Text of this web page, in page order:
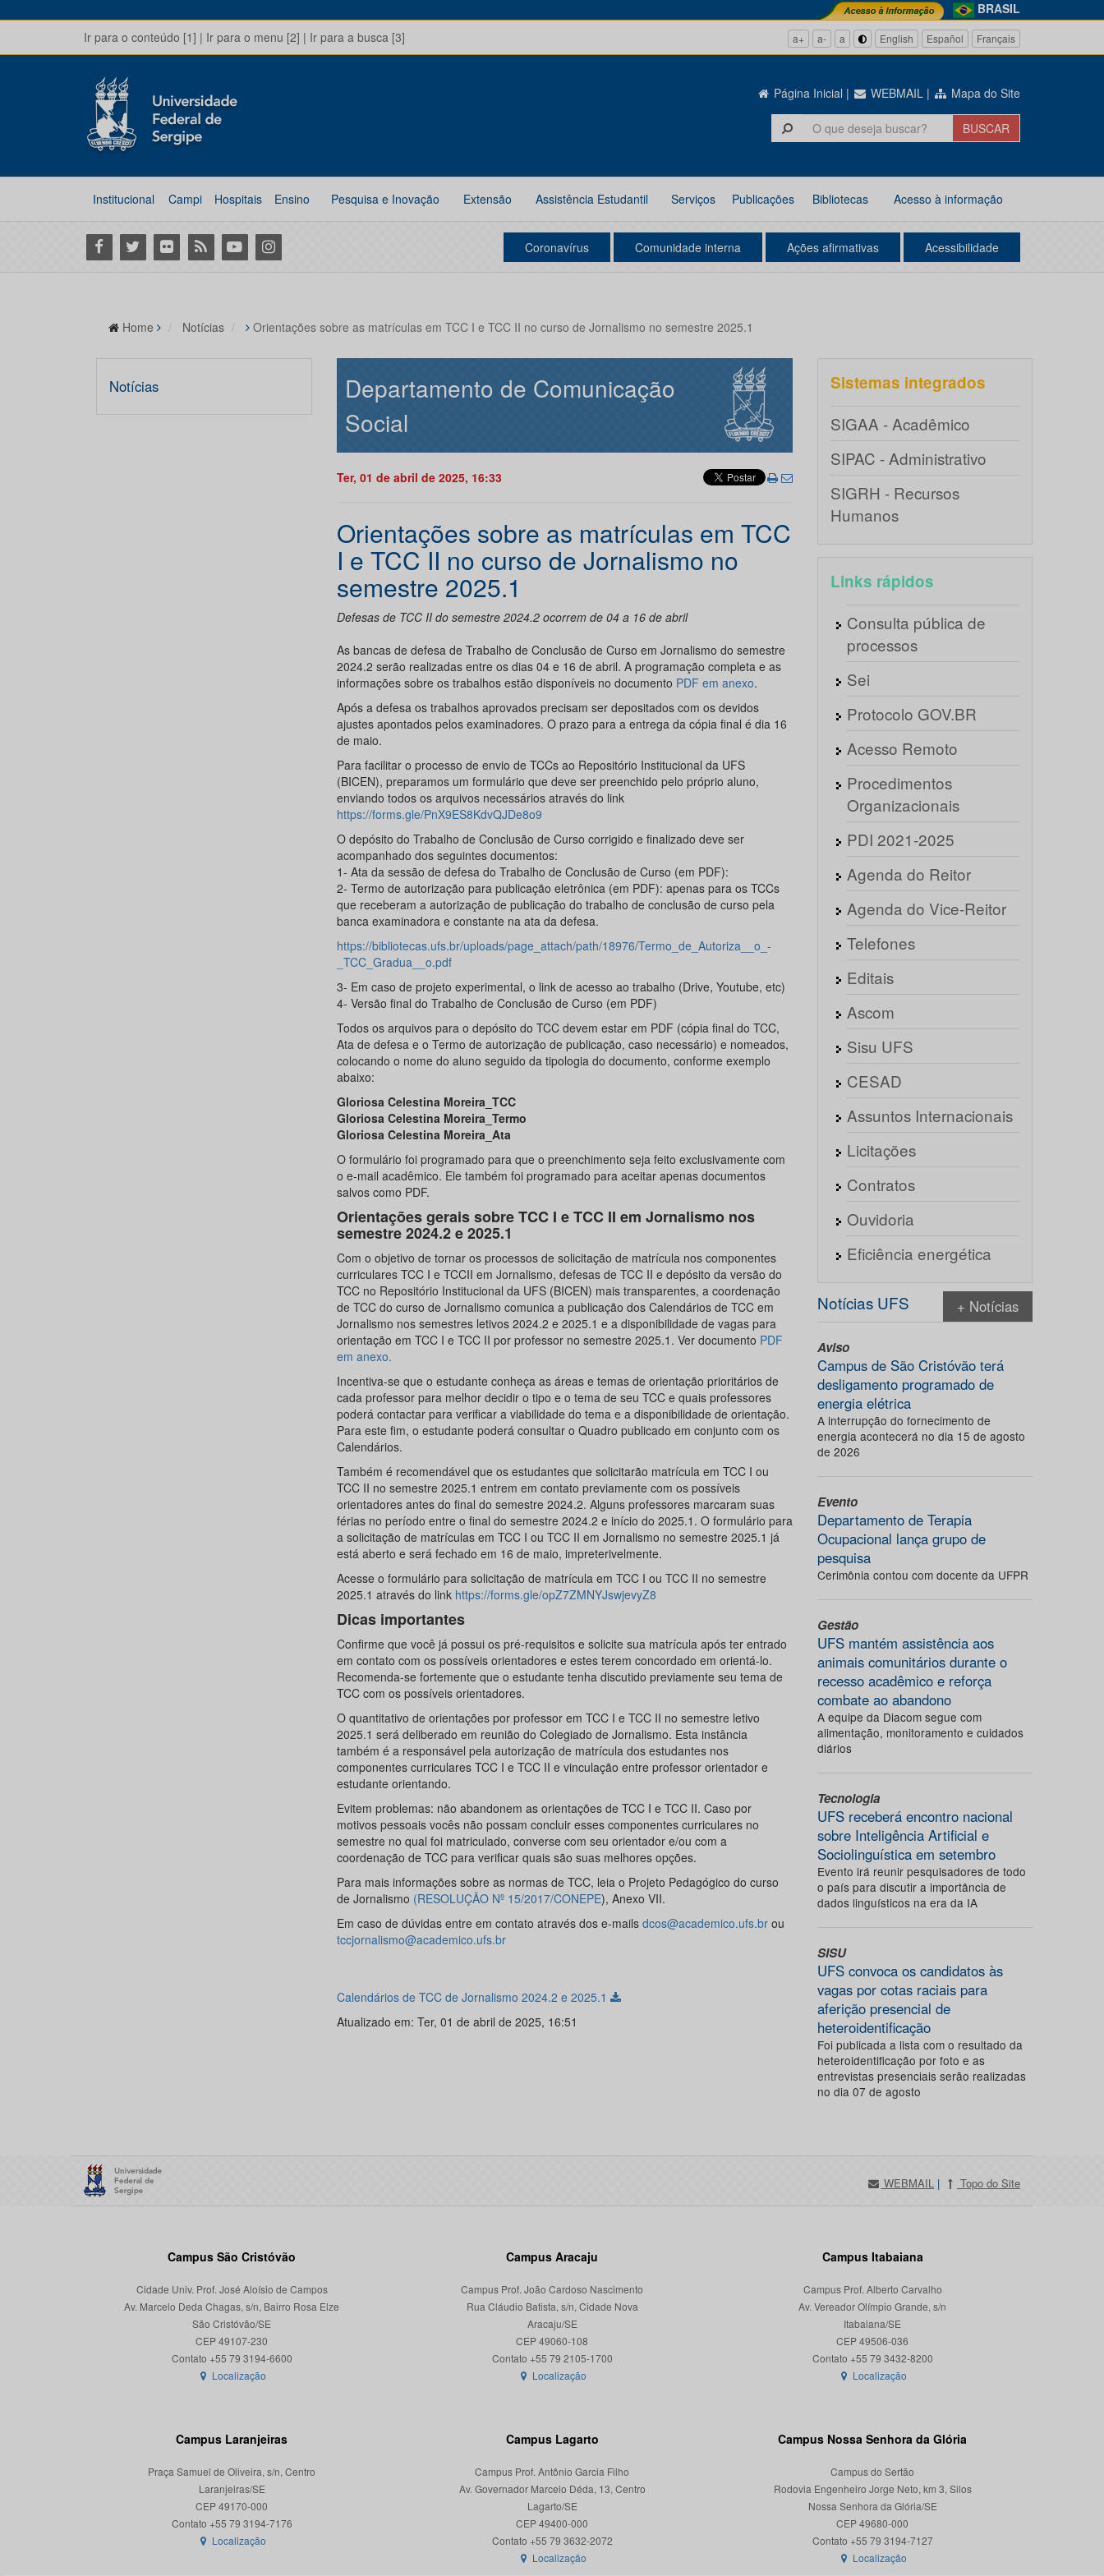
BRASIL
Ir para o conteúdo [1] | Ir para o menu [2] | Ir para a busca [3] a+ a- a English Español Français
Página Inicial | WEBMAIL | Mapa do Site
Institucional Campi Hospitais Ensino Pesquisa e Inovação Extensão Assistência Estudantil Serviços Publicações Bibliotecas Acesso à informação
Facebook
Twitter Flickr RSS YoutubeInstagram Coronavírus Comunidade interna Ações afirmativas Acessibilidade
Home Notícias Orientações sobre as matrículas em TCC I e TCC II no curso de Jornalismo no semestre 2025.1
Notícias
Departamento de Comunicação
Social
Ter, 01 de abril de 2025, 16:33
Orientações sobre as matrículas em TCC
I e TCC II no curso de Jornalismo no
semestre 2025.1
Defesas de TCC II do semestre 2024.2 ocorrem de 04 a 16 de abril
As bancas de defesa de Trabalho de Conclusão de Curso em Jornalismo do semestre
2024.2 serão realizadas entre os dias 04 e 16 de abril. A programação completa e as
informações sobre os trabalhos estão disponíveis no documento PDF em anexo.
Após a defesa os trabalhos aprovados precisam ser depositados com os devidos
ajustes apontados pelos examinadores. O prazo para a entrega da cópia final é dia 16
de maio.
Para facilitar o processo de envio de TCCs ao Repositório Institucional da UFS
(BICEN), preparamos um formulário que deve ser preenchido pelo próprio aluno,
enviando todos os arquivos necessários através do link
https://forms.gle/PnX9ES8KdvQJDe8o9
O depósito do Trabalho de Conclusão de Curso corrigido e finalizado deve ser
acompanhado dos seguintes documentos:
1- Ata da sessão de defesa do Trabalho de Conclusão de Curso (em PDF):
2- Termo de autorização para publicação eletrônica (em PDF): apenas para os TCCs
que receberam a autorização de publicação do trabalho de conclusão de curso pela
banca examinadora e constante na ata da defesa.
https://bibliotecas.ufs.br/uploads/page_attach/path/18976/Termo_de_Autoriza__o_-
_TCC_Gradua__o.pdf
3- Em caso de projeto experimental, o link de acesso ao trabalho (Drive, Youtube, etc)
4- Versão final do Trabalho de Conclusão de Curso (em PDF)
Todos os arquivos para o depósito do TCC devem estar em PDF (cópia final do TCC,
Ata de defesa e o Termo de autorização de publicação, caso necessário) e nomeados,
colocando o nome do aluno seguido da tipologia do documento, conforme exemplo
abaixo:
Gloriosa Celestina Moreira_TCC
Gloriosa Celestina Moreira_Termo
Gloriosa Celestina Moreira_Ata
O formulário foi programado para que o preenchimento seja feito exclusivamente com
o e-mail acadêmico. Ele também foi programado para aceitar apenas documentos
salvos como PDF.
Orientações gerais sobre TCC I e TCC II em Jornalismo nos
semestre 2024.2 e 2025.1
Com o objetivo de tornar os processos de solicitação de matrícula nos componentes
curriculares TCC I e TCCII em Jornalismo, defesas de TCC II e depósito da versão do
TCC no Repositório Institucional da UFS (BICEN) mais transparentes, a coordenação
de TCC do curso de Jornalismo comunica a publicação dos Calendários de TCC em
Jornalismo nos semestres letivos 2024.2 e 2025.1 e a disponibilidade de vagas para
orientação em TCC I e TCC II por professor no semestre 2025.1. Ver documento PDF
em anexo.
Incentiva-se que o estudante conheça as áreas e temas de orientação prioritários de
cada professor para melhor decidir o tipo e o tema de seu TCC e quais professores
poderá contactar para verificar a viabilidade do tema e a disponibilidade de orientação.
Para este fim, o estudante poderá consultar o Quadro publicado em conjunto com os
Calendários.
Também é recomendável que os estudantes que solicitarão matrícula em TCC I ou
TCC II no semestre 2025.1 entrem em contato previamente com os possíveis
orientadores antes do final do semestre 2024.2. Alguns professores marcaram suas
férias no período entre o final do semestre 2024.2 e início do 2025.1. O formulário para
a solicitação de matrículas em TCC I ou TCC II em Jornalismo no semestre 2025.1 já
está aberto e será fechado em 16 de maio, impreterivelmente.
Acesse o formulário para solicitação de matrícula em TCC I ou TCC II no semestre
2025.1 através do link https://forms.gle/opZ7ZMNYJswjevyZ8
Dicas importantes
Confirme que você já possui os pré-requisitos e solicite sua matrícula após ter entrado
em contato com os possíveis orientadores e estes terem concordado em orientá-lo.
Recomenda-se fortemente que o estudante tenha discutido previamente seu tema de
TCC com os possíveis orientadores.
O quantitativo de orientações por professor em TCC I e TCC II no semestre letivo
2025.1 será deliberado em reunião do Colegiado de Jornalismo. Esta instância
também é a responsável pela autorização de matrícula dos estudantes nos
componentes curriculares TCC I e TCC II e vinculação entre professor orientador e
estudante orientando.
Evitem problemas: não abandonem as orientações de TCC I e TCC II. Caso por
motivos pessoais vocês não possam concluir esses componentes curriculares no
semestre no qual foi matriculado, converse com seu orientador e/ou com a
coordenação de TCC para verificar quais são suas melhores opções.
Para mais informações sobre as normas de TCC, leia o Projeto Pedagógico do curso
de Jornalismo (RESOLUÇÃO Nº 15/2017/CONEPE), Anexo VII.
Em caso de dúvidas entre em contato através dos e-mails dcos@academico.ufs.brou
tccjornalismo@academico.ufs.br
Calendários de TCC de Jornalismo 2024.2 e 2025.1
Atualizado em: Ter, 01 de abril de 2025, 16:51
Sistemas integrados
SIGAA - Acadêmico
SIPAC - Administrativo
SIGRH - Recursos
Humanos
Links rápidos
Consulta pública de
processos
Sei
Protocolo GOV.BR
Acesso Remoto
Procedimentos
Organizacionais
PDI 2021-2025
Agenda do Reitor
Agenda do Vice-Reitor
Telefones
Editais
Ascom
Sisu UFS
CESAD
Assuntos Internacionais
Licitações
Contratos
Ouvidoria
Eficiência energética
Notícias UFS + Notícias
Aviso
Campus de São Cristóvão terá
desligamento programado de
energia elétrica
A interrupção do fornecimento de
energia acontecerá no dia 15 de agosto
de 2026
Evento
Departamento de Terapia
Ocupacional lança grupo de
pesquisa
Cerimônia contou com docente da UFPR
Gestão
UFS mantém assistência aos
animais comunitários durante o
recesso acadêmico e reforça
combate ao abandono
A equipe da Diacom segue com
alimentação, monitoramento e cuidados
diários
Tecnologia
UFS receberá encontro nacional
sobre Inteligência Artificial e
Sociolinguística em setembro
Evento irá reunir pesquisadores de todo
o país para discutir a importância de
dados linguísticos na era da IA
SISU
UFS convoca os candidatos às
vagas por cotas raciais para
aferição presencial de
heteroidentificação
Foi publicada a lista com o resultado da
heteroidentificação por foto e as
entrevistas presenciais serão realizadas
no dia 07 de agosto
WEBMAIL | Topo do Site
Campus São Cristóvão
Cidade Univ. Prof. José Aloísio de Campos
Av. Marcelo Deda Chagas, s/n, Bairro Rosa Elze
São Cristóvão/SE
CEP 49107-230
Localização
Campus Aracaju
Campus Prof. João Cardoso Nascimento
Rua Cláudio Batista, s/n, Cidade Nova
Aracaju/SE
CEP 49060-108
Localização
Campus Itabaiana
Campus Prof. Alberto Carvalho
Av. Vereador Olímpio Grande, s/n
Itabaiana/SE
CEP 49506-036
Localização
Campus Laranjeiras
Praça Samuel de Oliveira, s/n, Centro
Laranjeiras/SE
CEP 49170-000
Localização
Campus Lagarto
Campus Prof. Antônio Garcia Filho
Av. Governador Marcelo Déda, 13, Centro
Lagarto/SE
CEP 49400-000
Localização
Campus Nossa Senhora da Glória
Campus do Sertão
Rodovia Engenheiro Jorge Neto, km 3, Silos
Nossa Senhora da Glória/SE
CEP 49680-000
Contato +55 79 3194-7127
Localização